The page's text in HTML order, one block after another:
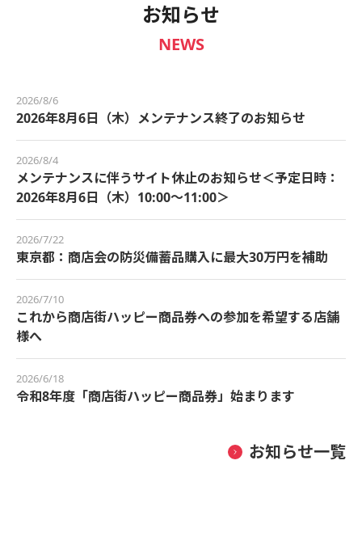
お知らせ
NEWS
2026/8/6
2026年8月6日（木）メンテナンス終了のお知らせ
2026/8/4
メンテナンスに伴うサイト休止のお知らせ＜予定日時：
2026年8月6日（木）10:00～11:00＞
2026/7/22
東京都：商店会の防災備蓄品購入に最大30万円を補助
2026/7/10
これから商店街ハッピー商品券への参加を希望する店舗
様へ
2026/6/18
令和8年度「商店街ハッピー商品券」始まります
お知らせ一覧